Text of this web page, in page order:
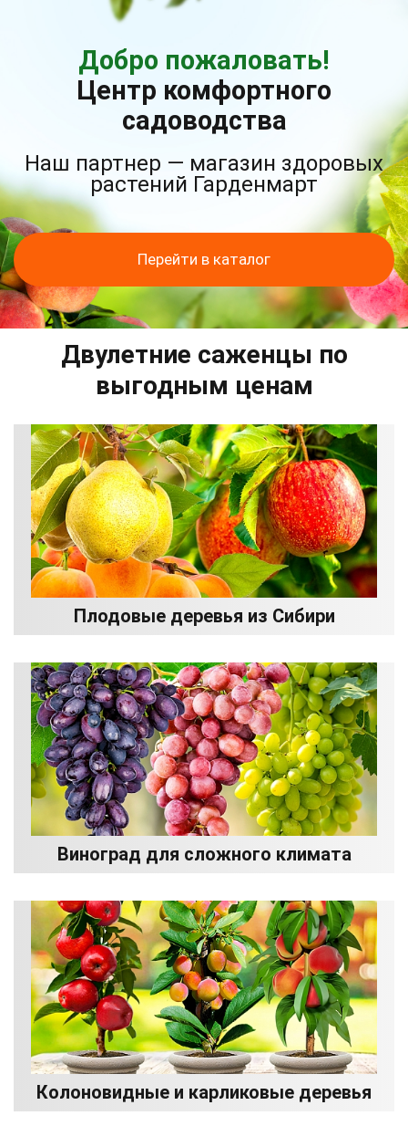
Добро пожаловать!
Центр комфортного
садоводства
Наш партнер — магазин здоровых
растений Гарденмарт
Перейти в каталог
Двулетние саженцы по
выгодным ценам
Плодовые деревья из Сибири
Виноград для сложного климата
Колоновидные и карликовые деревья